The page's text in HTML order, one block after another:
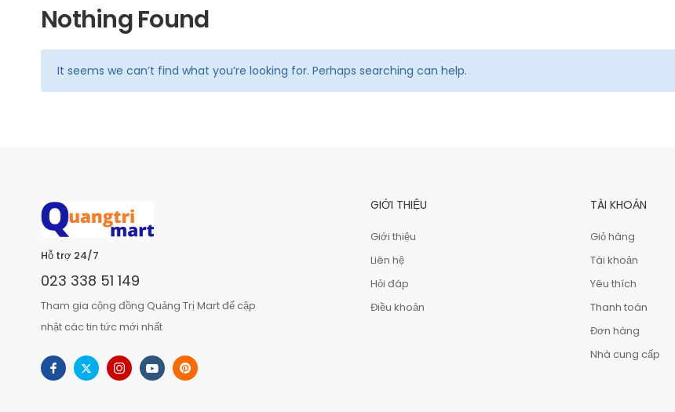
Nothing Found
It seems we can’t find what you’re looking for. Perhaps searching can help.
Hỗ trợ 24/7
023 338 51 149
Tham gia cộng đồng Quảng Trị Mart để cập
nhật các tin tức mới nhất
GIỚI THIỆU
Giới thiệu
Liên hệ
Hỏi đáp
Điều khoản
TÀI KHOẢN
Giỏ hàng
Tài khoản
Yêu thích
Thanh toán
Đơn hàng
Nhà cung cấp